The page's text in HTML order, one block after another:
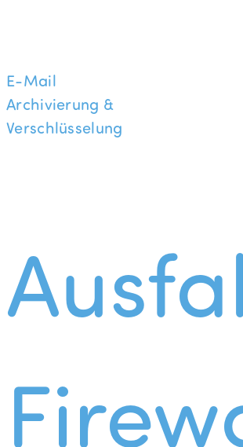
E-Mail
Archivierung &
Verschlüsselung